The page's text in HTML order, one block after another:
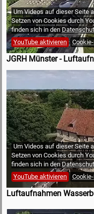
Um Videos auf dieser Seite
Setzen von Cookies durch
finden sich in den
YouTube aktivieren
JGRH Münster -
Um Videos auf dieser Seite
Setzen von Cookies durch
finden sich in den
YouTube aktivieren
Luftaufnahmen